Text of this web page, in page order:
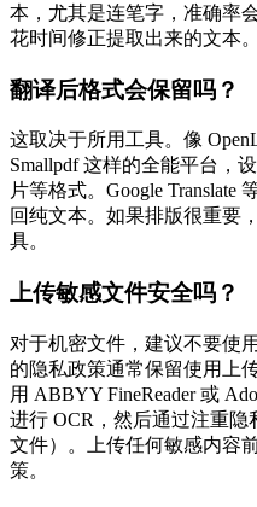
本，尤其是连笔字，准确
花时间修正提取出来的文本。
翻译后格式会保留吗？
这取决于所用工具。像 OpenL
Smallpdf 这样的全能平台，
片等格式。Google Translate
回纯文本。如果排版很重要
具。
上传敏感文件安全吗？
对于机密文件，建议不要使
的隐私政策通常保留使用上
用 ABBYY FineReader 或
进行 OCR，然后通过注重
文件）。上传任何敏感内容
策。